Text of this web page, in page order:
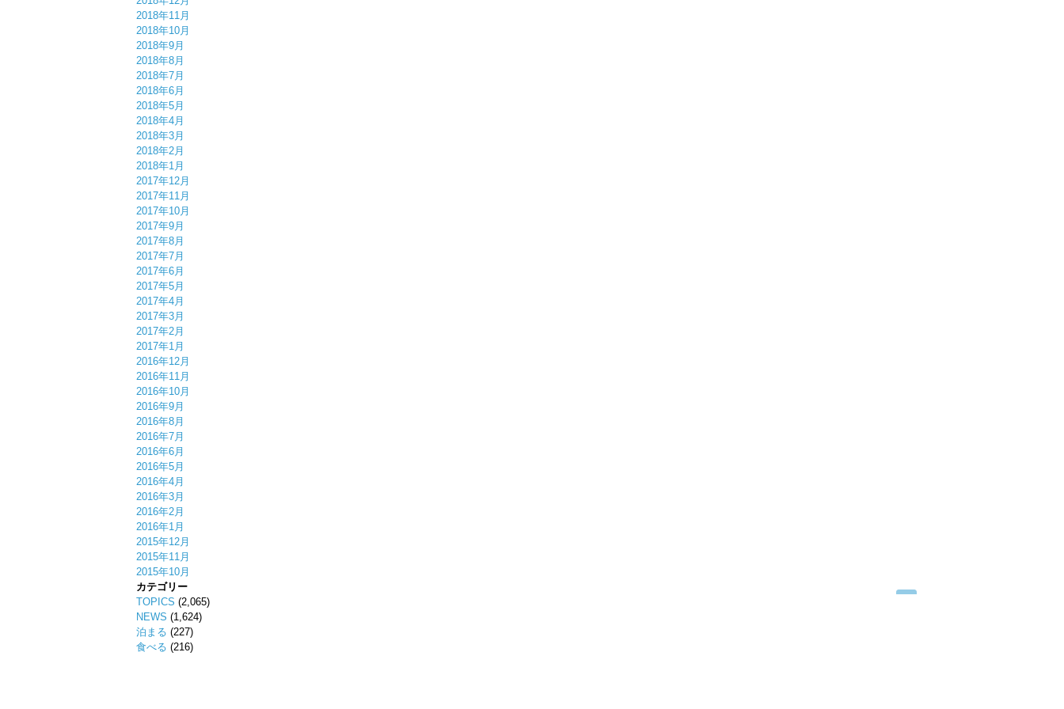
2018年11月
2018年10月
2018年9月
2018年8月
2018年7月
2018年6月
2018年5月
2018年4月
2018年3月
2018年2月
2018年1月
2017年12月
2017年11月
2017年10月
2017年9月
2017年8月
2017年7月
2017年6月
2017年5月
2017年4月
2017年3月
2017年2月
2017年1月
2016年12月
2016年11月
2016年10月
2016年9月
2016年8月
2016年7月
2016年6月
2016年5月
2016年4月
2016年3月
2016年2月
2016年1月
2015年12月
2015年11月
2015年10月
カテゴリー
TOPICS (2,065)
NEWS (1,624)
泊まる (227)
食べる (216)